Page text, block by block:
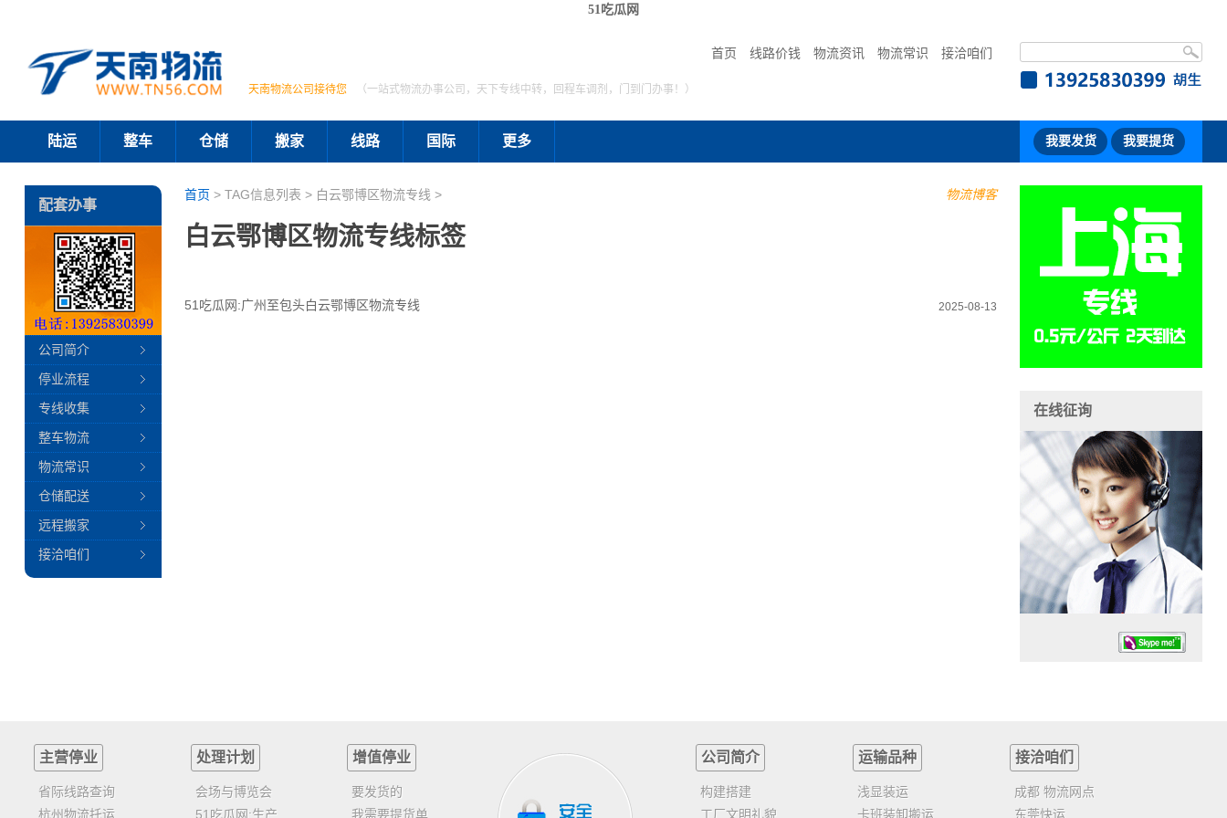
51吃瓜网
首页 线路价钱 物流资讯 物流常识 接洽咱们
天南物流公司接待您 （一站式物流办事公司，天下专线中转，回程车调剂，门到门办事！）
陆运 整车 仓储 搬家 线路 国际 更多 我要发货 我要提货
物流博客
首页 > TAG信息列表 > 白云鄂博区物流专线 >
白云鄂博区物流专线标签
2025-08-13
51吃瓜网:广州至包头白云鄂博区物流专线
配套办事
公司简介
停业流程
专线收集
整车物流
物流常识
仓储配送
远程搬家
接洽咱们
在线征询
任务时候：07:30 – – 23:30
主营停业
省际线路查询
杭州物流托运
处理计划
会场与博览会
51吃瓜网:生产
增值停业
要发货的
我需要提货单
公司简介
构建搭建
工厂文明礼貌
运输品种
浅显装运
卡班装卸搬运
接洽咱们
成都 物流网点
东莞快运